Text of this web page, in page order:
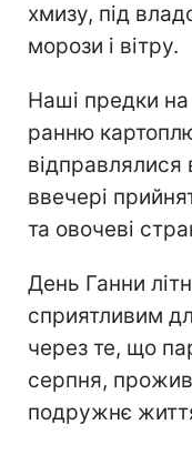
хмизу, під
морози і вітру.
Наші предки
ранню
відправлялися
ввечері
та овочеві
День Ганни
сприятливим
через те, що
серпня,
подружнє